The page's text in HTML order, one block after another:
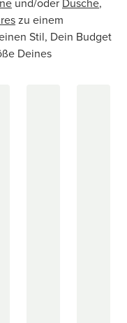
und/oder Dusche,
zu einem
Stil, Dein Budget
Deines